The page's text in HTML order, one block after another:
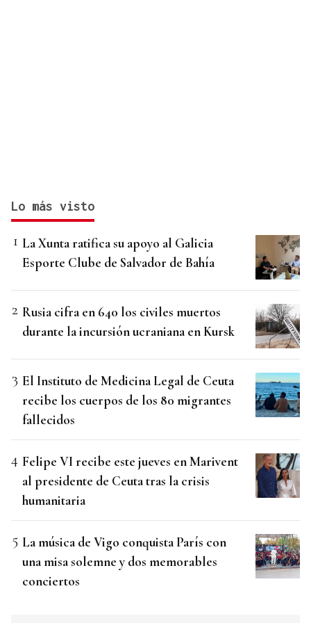
Lo más visto
La Xunta ratifica su apoyo al Galicia
Esporte Clube de Salvador de Bahía
Rusia cifra en 640 los civiles muertos
durante la incursión ucraniana en Kursk
El Instituto de Medicina Legal de Ceuta
recibe los cuerpos de los 80 migrantes
fallecidos
Felipe VI recibe este jueves en Marivent
al presidente de Ceuta tras la crisis
humanitaria
La música de Vigo conquista París con
una misa solemne y dos memorables
conciertos